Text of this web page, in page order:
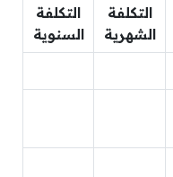
التكلفة
الشهرية
التكلفة
السنوية